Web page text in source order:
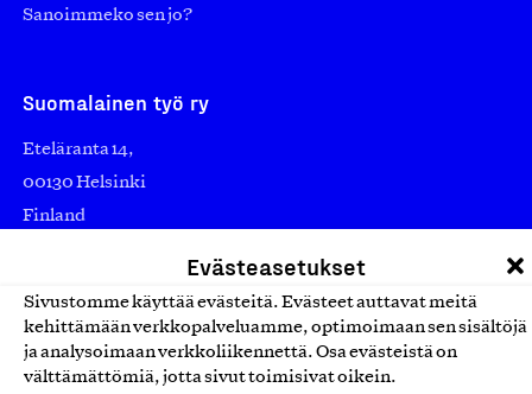
Evästeasetukset
Sivustomme käyttää evästeitä. Evästeet auttavat meitä
kehittämään verkkopalveluamme, optimoimaan sen sisältöjä
ja analysoimaan verkkoliikennettä. Osa evästeistä on
välttämättömiä, jotta sivut toimisivat oikein.
Sanoimmeko sen jo?
Suomalainen työ ry
Eteläranta 14,
00130 Helsinki
Finland
laskutus@suomalainentyo.fi